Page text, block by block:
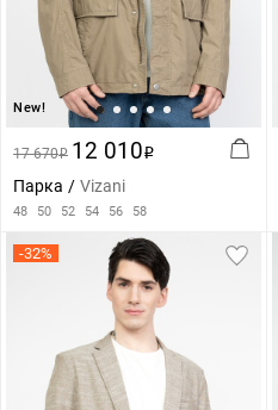
New!
17 670i 12 010i
Парка Vizani
48 50 52 54 56 58
-32%